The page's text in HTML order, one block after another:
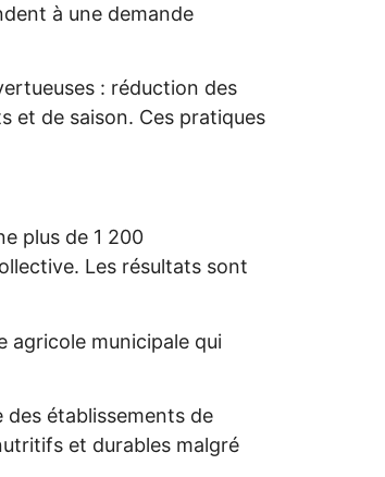
à une demande
: réduction des
et de saison. Ces pratiques
plus de 1 200
Les résultats sont
agricole municipale qui
des établissements de
et durables malgré